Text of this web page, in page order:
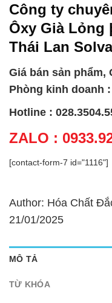
Công ty
Ôxy Già Lỏng
Thái Lan
Giá bán sản phẩm,
Phòng kinh doanh :
Hotline :
ZALO :
[contact-form-7 id="1116"]
Author: Hóa Chất
21/01/2025
MÔ TẢ
TỪ KHÓA